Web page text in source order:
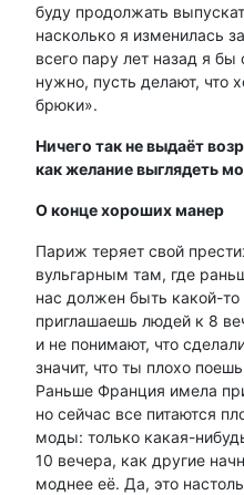
буду продолжать
насколько я изменилась
всего пару лет назад я бы
нужно, пусть делают, что
брюки».
Ничего так не выдаёт
как желание выглядеть
О конце хороших манер
Париж теряет свой
вульгарным там, где
нас должен быть какой-
приглашаешь людей к 8
и не понимают, что
значит, что ты плохо
Раньше Франция имела
но сейчас все питаются
моды: только какая-
10 вечера, как другие
моднее её. Да, это